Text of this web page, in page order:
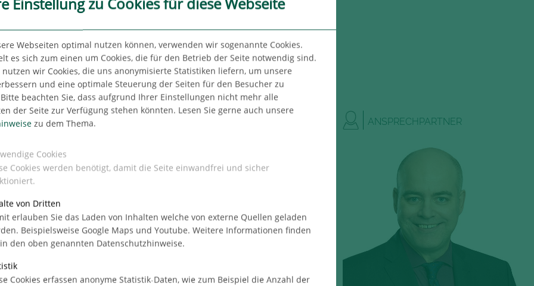
Westend Village
ANSPRECHPARTNER
Webseiten optimal nutzen können, verwenden wir sogenannte Cookies.
es sich zum einen um Cookies, die für den Betrieb der Seite notwendig sind.
wir Cookies, die uns anonymisierte Statistiken liefern, um unsere
und eine optimale Steuerung der Seiten für den Besucher zu
beachten Sie, dass aufgrund Ihrer Einstellungen nicht mehr alle
der Seite zur Verfügung stehen könnten. Lesen Sie gerne auch unsere
zu dem Thema.
Cookies
Cookies werden benötigt, damit die Seite einwandfrei und sicher
von Dritten
erlauben Sie das Laden von Inhalten welche von externe Quellen geladen
Beispielsweise Google Maps und Youtube. Weitere Informationen finden
den oben genannten Datenschutzhinweise.
Cookies erfassen anonyme Statistik-Daten, wie zum Beispiel die Anzahl der